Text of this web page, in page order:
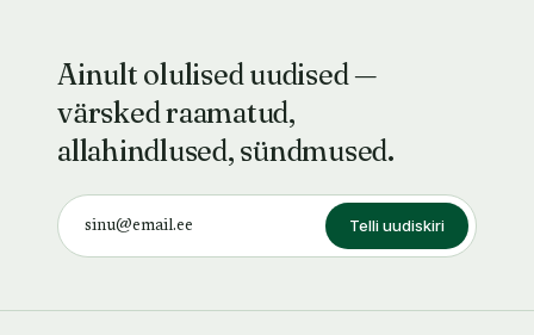
Ainult olulised uudised —
värsked raamatud,
allahindlused, sündmused.
Telli uudiskiri